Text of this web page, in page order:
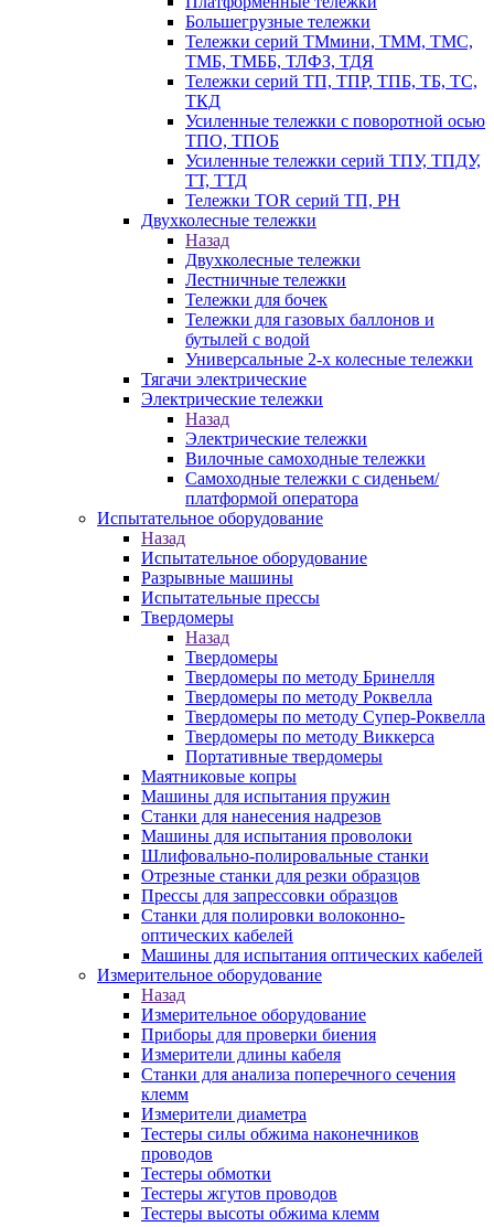
Большегрузные тележки
Тележки серий ТМмини, ТММ, ТМС,
ТМБ, ТМББ, ТЛФЗ, ТДЯ
Тележки серий ТП, ТПР, ТПБ, ТБ, ТС,
ТКД
Усиленные тележки с поворотной осью
ТПО, ТПОБ
Усиленные тележки серий ТПУ, ТПДУ,
ТТ, ТТД
Тележки TOR серий ТП, PH
Двухколесные тележки
Назад
Двухколесные тележки
Лестничные тележки
Тележки для бочек
Тележки для газовых баллонов и
бутылей с водой
Универсальные 2-х колесные тележки
Тягачи электрические
Электрические тележки
Назад
Электрические тележки
Вилочные самоходные тележки
Самоходные тележки с сиденьем/
платформой оператора
Испытательное оборудование
Назад
Испытательное оборудование
Разрывные машины
Испытательные прессы
Твердомеры
Назад
Твердомеры
Твердомеры по методу Бринелля
Твердомеры по методу Роквелла
Твердомеры по методу Супер-Роквелла
Твердомеры по методу Виккерса
Портативные твердомеры
Маятниковые копры
Машины для испытания пружин
Станки для нанесения надрезов
Машины для испытания проволоки
Шлифовально-полировальные станки
Отрезные станки для резки образцов
Прессы для запрессовки образцов
Станки для полировки волоконно-
оптических кабелей
Машины для испытания оптических кабелей
Измерительное оборудование
Назад
Измерительное оборудование
Приборы для проверки биения
Измерители длины кабеля
Станки для анализа поперечного сечения
клемм
Измерители диаметра
Тестеры силы обжима наконечников
проводов
Тестеры обмотки
Тестеры жгутов проводов
Тестеры высоты обжима клемм